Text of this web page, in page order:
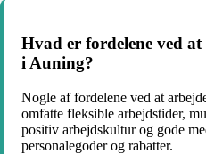
Hvad er fordelene ved
i Auning?
Nogle af fordelene ved at
omfatte fleksible arbejdstider,
positiv arbejdskultur og gode
personalegoder og rabatter.